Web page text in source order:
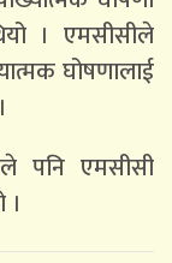
। एमसीसीले
घोषणालाई
पनि एमसीसी